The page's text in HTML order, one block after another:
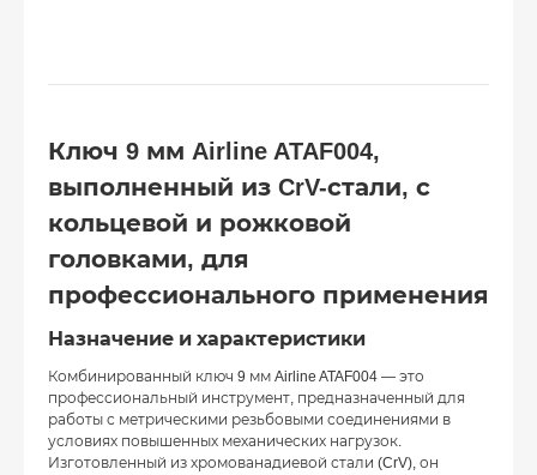
Ключ 9 мм Airline ATAF004,
выполненный из CrV-стали, с
кольцевой и рожковой
головками, для
профессионального применения
Назначение и характеристики
Комбинированный ключ 9 мм Airline ATAF004 — это
профессиональный инструмент, предназначенный для
работы с метрическими резьбовыми соединениями в
условиях повышенных механических нагрузок.
Изготовленный из хромованадиевой стали (CrV), он